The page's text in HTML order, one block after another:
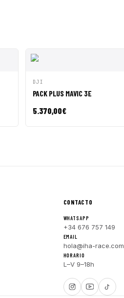
VISTA RÁPIDA
DJI
PACK PLUS MAVIC 3E
5.370,00€
CONTACTO
WHATSAPP
+34 676 757 149
EMAIL
hola@iha-race.com
HORARIO
L–V 9–18h